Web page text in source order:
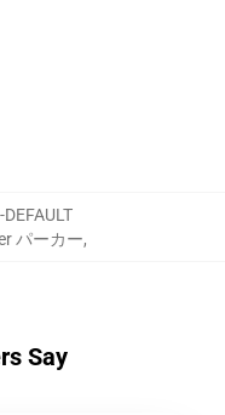
パーカー,
Say